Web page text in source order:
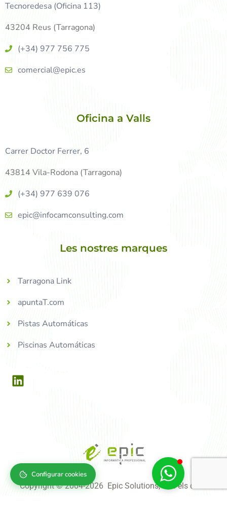
Tecnoredesa (Oficina 113)
43204 Reus (Tarragona)
(+34) 977 756 775
comercial@epic.es
Oficina a Valls
Carrer Doctor Ferrer, 6
43814 Vila-Rodona (Tarragona)
(+34) 977 639 076
epic@infocamconsulting.com
Les nostres marques
Tarragona Link
apuntaT.com
Pistas Automáticas
Piscinas Automáticas
Copyright © 2004-2026 Epic Solutions, tots els drets
Configurar cookies